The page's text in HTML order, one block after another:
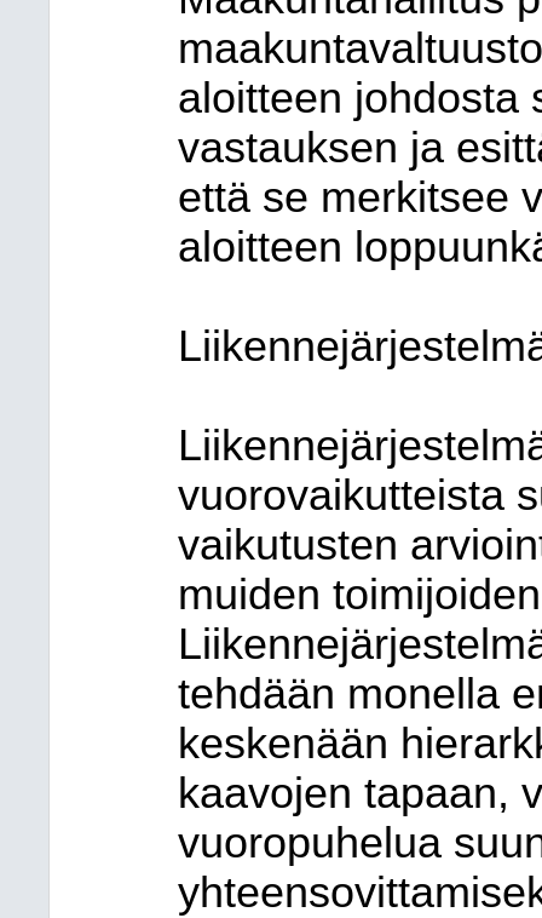
aloitteen johdosta
vastauksen ja
että se merkitsee
aloitteen
vuorovaikutteista
vaikutusten
muiden
tehdään monella
keskenään
kaavojen tapaan,
vuoropuhelua